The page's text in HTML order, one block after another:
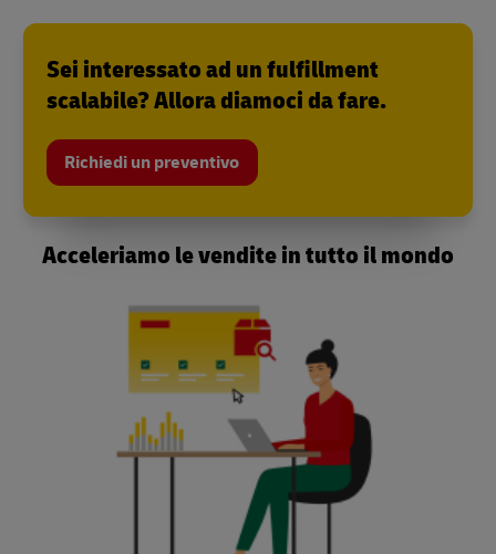
Sei interessato ad un fulfillment
scalabile? Allora diamoci da fare.
Richiedi un preventivo
Acceleriamo le vendite in tutto il mondo